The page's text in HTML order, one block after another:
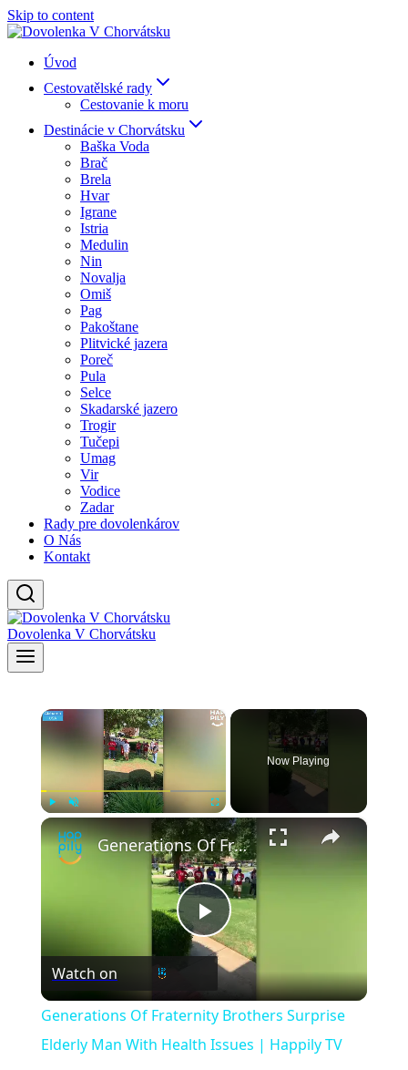
Skip to content
Úvod
Cestovatělské rady
Cestovanie k moru
Destinácie v Chorvátsku
Baška Voda
Brač
Brela
Hvar
Igrane
Istria
Medulin
Nin
Novalja
Omiš
Pag
Pakoštane
Plitvické jazera
Poreč
Pula
Selce
Skadarské jazero
Trogir
Tučepi
Umag
Vir
Vodice
Zadar
Rady pre dovolenkárov
O Nás
Kontakt
Dovolenka V Chorvátsku
×
Fullscreen
Now Playing
×
Play
Video
Generations Of Fraternity Brothers Surprise Elderly Man With Health Issues | Happily TV
Watch on
Generations Of Fraternity Brothers Surprise
Elderly Man With Health Issues | Happily TV